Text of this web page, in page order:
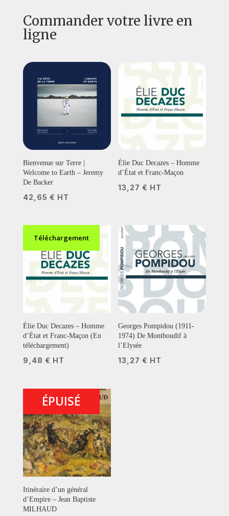
Commander votre livre en
ligne
Bienvenue sur Terre |
Welcome to Earth – Jeremy
De Backer
42,65 € HT
Élie Duc Decazes – Homme
d’État et Franc-Maçon
13,27 € HT
Téléchargement
Élie Duc Decazes – Homme
d’État et Franc-Maçon (En
téléchargement)
9,48 € HT
Georges Pompidou (1911-
1974) De Montboudif à
l’Elysée
13,27 € HT
ÉPUISÉ
Itinéraire d’un général
d’Empire – Jean Baptiste
MILHAUD